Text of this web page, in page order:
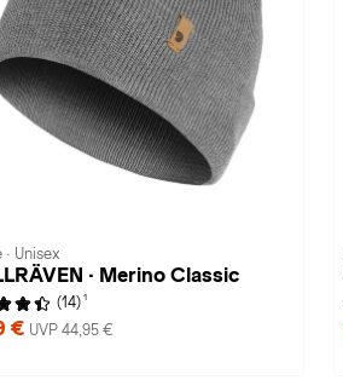
· Unisex
· Merino Classic
(14) 1
€ UVP 44,95 €